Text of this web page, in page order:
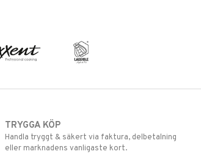
TRYGGA KÖP
Handla tryggt & säkert via faktura, delbetalning
eller marknadens vanligaste kort.